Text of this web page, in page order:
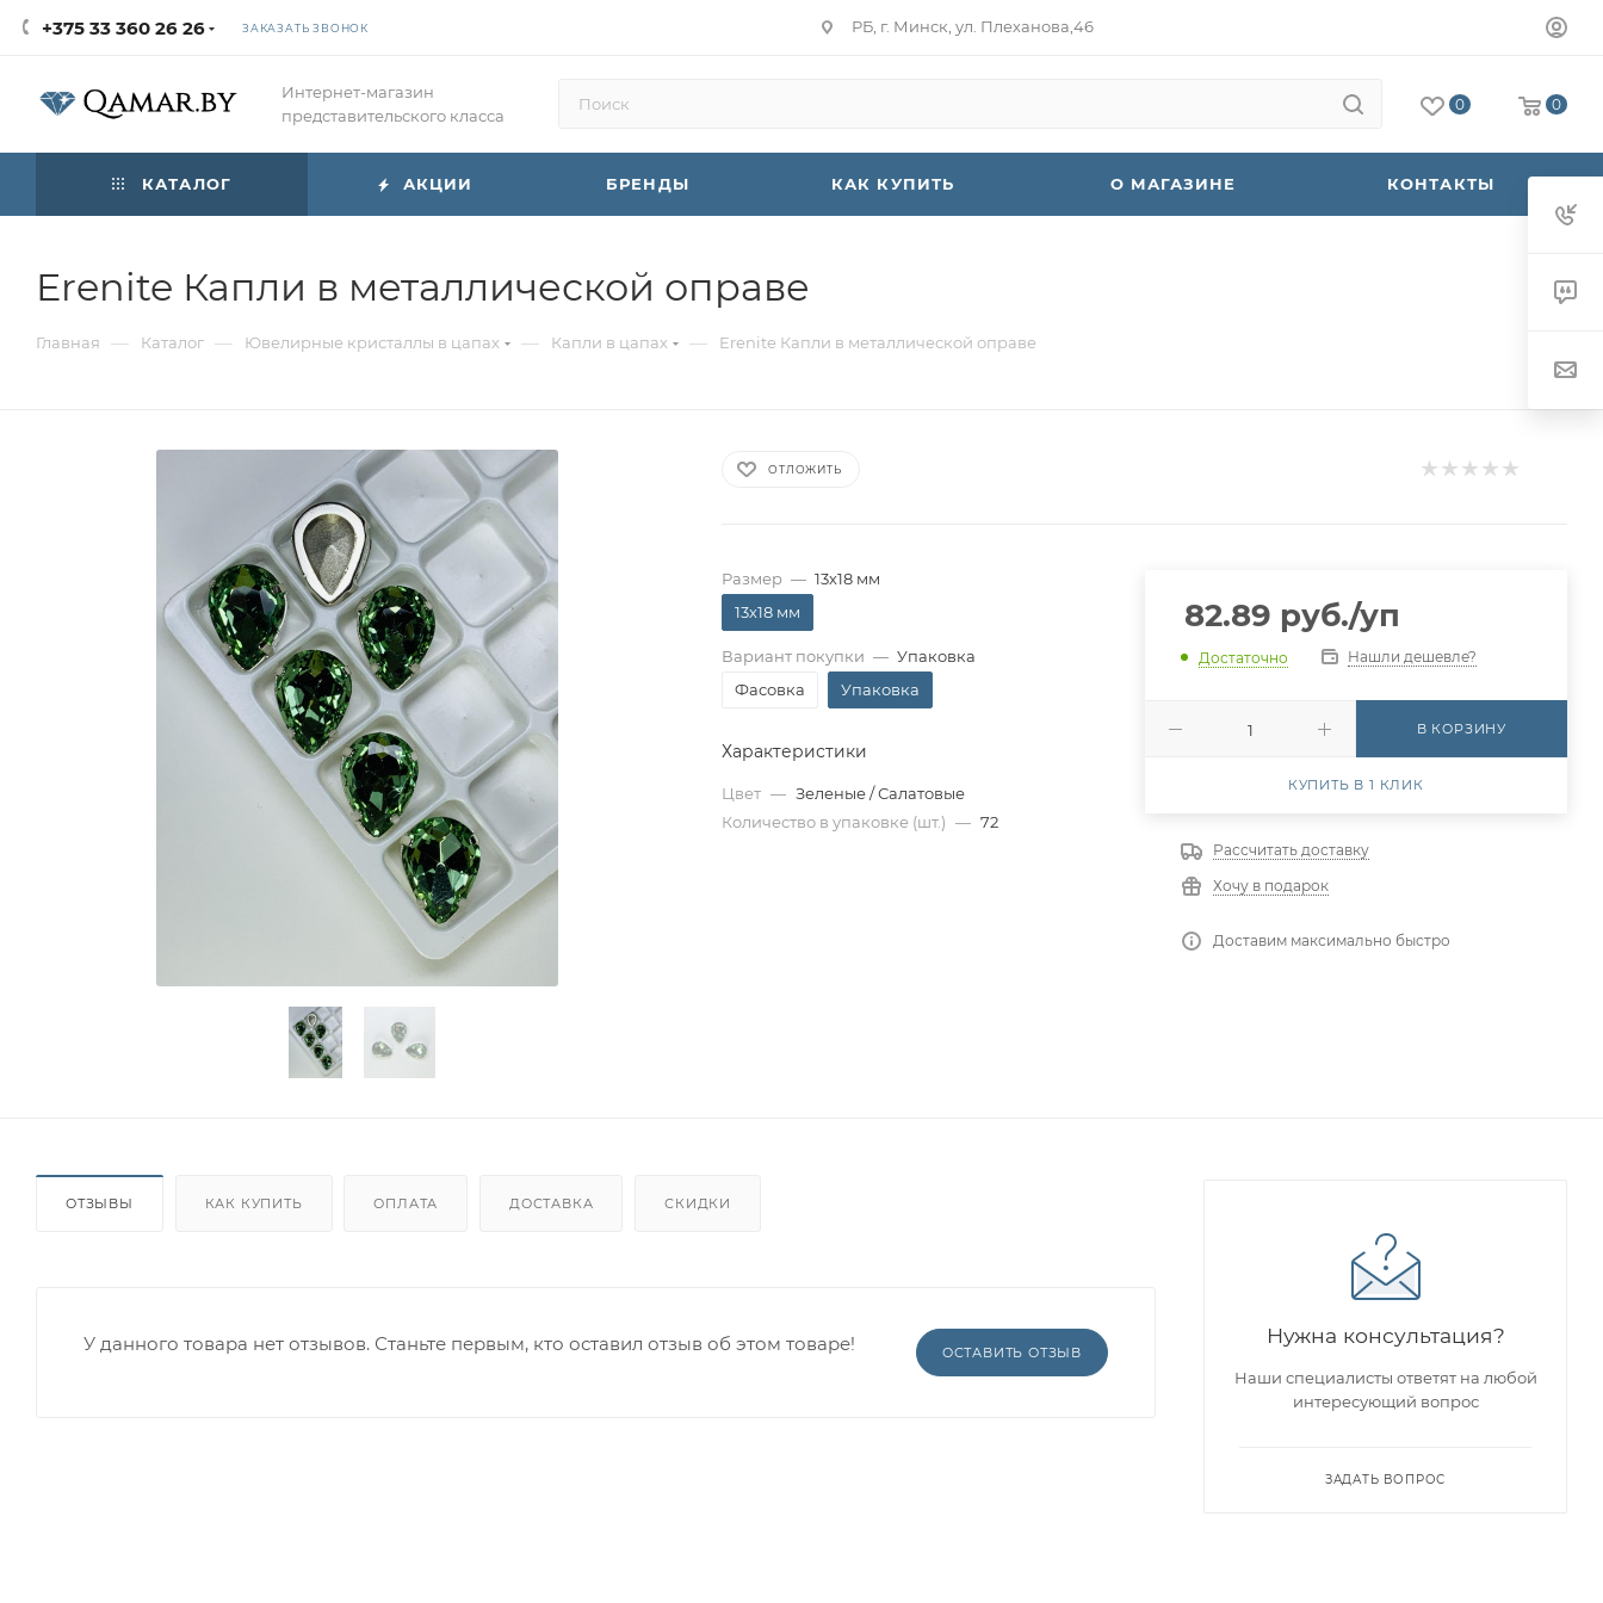
+375 33 360 26 26 ЗАКАЗАТЬ ЗВОНОК РБ, г. Минск, ул. Плеханова,46
Интернет-магазин
представительского класса
0 0
КАТАЛОГ АКЦИИ БРЕНДЫ КАК КУПИТЬ О МАГАЗИНЕ КОНТАКТЫ
Erenite Капли в металлической оправе
Главная — Каталог — Ювелирные кристаллы в цапах — Капли в цапах — Erenite Капли в металлической оправе
ОТЛОЖИТЬ
Размер — 13х18 мм
13х18 мм
Вариант покупки — Упаковка
Фасовка
Упаковка
Характеристики
Цвет — Зеленые / Салатовые
Количество в упаковке (шт.) — 72
82.89 руб./уп
Достаточно Нашли дешевле?
В КОРЗИНУ
КУПИТЬ В 1 КЛИК
Рассчитать доставку
Хочу в подарок
Доставим максимально быстро
ОТЗЫВЫ КАК КУПИТЬ ОПЛАТА ДОСТАВКА СКИДКИ
ОСТАВИТЬ ОТЗЫВ
У данного товара нет отзывов. Станьте первым, кто оставил отзыв об этом товаре! Нужна консультация?
Наши специалисты ответят на любой
интересующий вопрос
ЗАДАТЬ ВОПРОС